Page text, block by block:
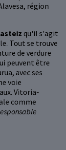
région
qu'il s'agit
Tout se trouve
de verdure
peuvent être
avec ses
voie
Vitoria-
comme